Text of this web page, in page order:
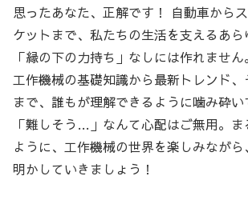
思ったあなた、正解です！ 自動車から
ケットまで、私たちの生活を支えるあ
「縁の下の力持ち」なしには作れません
工作機械の基礎知識から最新トレンド
まで、誰もが理解できるように噛み砕い
「難しそう…」なんて心配はご無用。ま
ように、工作機械の世界を楽しみなが
明かしていきましょう！